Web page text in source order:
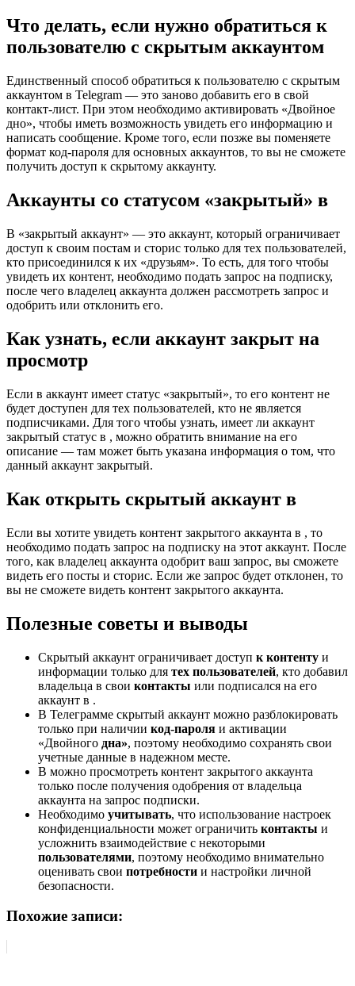
Что делать, если нужно обратиться к
пользователю с скрытым аккаунтом
Единственный способ обратиться к пользователю с скрытым
аккаунтом в Telegram — это заново добавить его в свой
контакт-лист. При этом необходимо активировать «Двойное
дно», чтобы иметь возможность увидеть его информацию и
написать сообщение. Кроме того, если позже вы поменяете
формат код-пароля для основных аккаунтов, то вы не сможете
получить доступ к скрытому аккаунту.
Аккаунты со статусом «закрытый» в
В «закрытый аккаунт» — это аккаунт, который ограничивает
доступ к своим постам и сторис только для тех пользователей,
кто присоединился к их «друзьям». То есть, для того чтобы
увидеть их контент, необходимо подать запрос на подписку,
после чего владелец аккаунта должен рассмотреть запрос и
одобрить или отклонить его.
Как узнать, если аккаунт закрыт на
просмотр
Если в аккаунт имеет статус «закрытый», то его контент не
будет доступен для тех пользователей, кто не является
подписчиками. Для того чтобы узнать, имеет ли аккаунт
закрытый статус в , можно обратить внимание на его
описание — там может быть указана информация о том, что
данный аккаунт закрытый.
Как открыть скрытый аккаунт в
Если вы хотите увидеть контент закрытого аккаунта в , то
необходимо подать запрос на подписку на этот аккаунт. После
того, как владелец аккаунта одобрит ваш запрос, вы сможете
видеть его посты и сторис. Если же запрос будет отклонен, то
вы не сможете видеть контент закрытого аккаунта.
Полезные советы и выводы
Скрытый аккаунт ограничивает доступ к контенту и
информации только для тех пользователей, кто добавил
владельца в свои контакты или подписался на его
аккаунт в .
В Телеграмме скрытый аккаунт можно разблокировать
только при наличии код-пароля и активации
«Двойного дна», поэтому необходимо сохранять свои
учетные данные в надежном месте.
В можно просмотреть контент закрытого аккаунта
только после получения одобрения от владельца
аккаунта на запрос подписки.
Необходимо учитывать, что использование настроек
конфиденциальности может ограничить контакты и
усложнить взаимодействие с некоторыми
пользователями, поэтому необходимо внимательно
оценивать свои потребности и настройки личной
безопасности.
Похожие записи: